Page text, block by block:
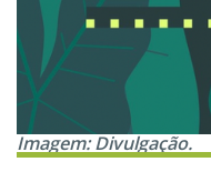
Imagem: Divulgação.